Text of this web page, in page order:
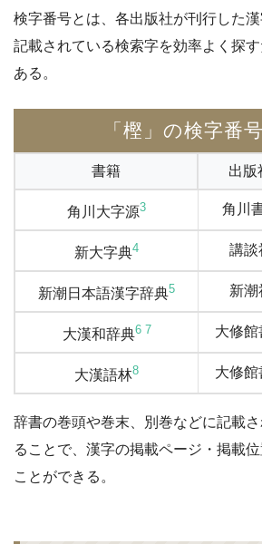
検字番号とは、各出版社が刊行した
記載されている検索字を効率よく探
ある。
「樫」の検字番
書籍 出版
角川大字源3 角川
新大字典4 講談
新潮日本語漢字辞典5 新潮
大漢和辞典6 7 大修館
大漢語林8 大修館
辞書の巻頭や巻末、別巻などに記載
ることで、漢字の掲載ページ・掲載
ことができる。